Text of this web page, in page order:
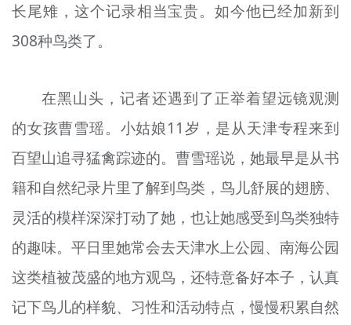
长尾雉，这个记录相当宝贵。如今他已经加新到
308种鸟类了。
在黑山头，记者还遇到了正举着望远镜观测
的女孩曹雪瑶。小姑娘11岁，是从天津专程来到
百望山追寻猛禽踪迹的。曹雪瑶说，她最早是从书
籍和自然纪录片里了解到鸟类，鸟儿舒展的翅膀、
灵活的模样深深打动了她，也让她感受到鸟类独特
的趣味。平日里她常会去天津水上公园、南海公园
这类植被茂盛的地方观鸟，还特意备好本子，认真
记下鸟儿的样貌、习性和活动特点，慢慢积累自然